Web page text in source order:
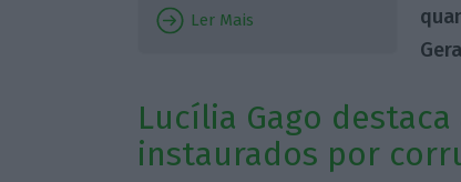
Ler Mais
Lucília Gago
instaurados por